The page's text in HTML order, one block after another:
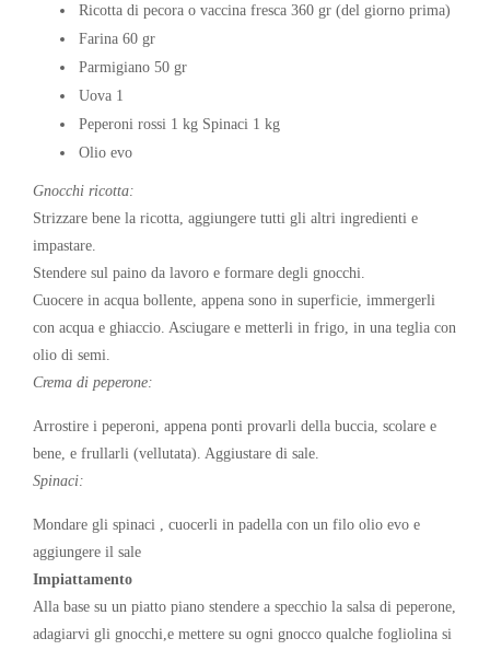
Ricotta di pecora o vaccina fresca 360 gr (del giorno prima)
Farina 60 gr
Parmigiano 50 gr
Uova 1
Peperoni rossi 1 kg Spinaci 1 kg
Olio evo
Gnocchi ricotta:
Strizzare bene la ricotta, aggiungere tutti gli altri ingredienti e
impastare.
Stendere sul paino da lavoro e formare degli gnocchi.
Cuocere in acqua bollente, appena sono in superficie, immergerli
con acqua e ghiaccio. Asciugare e metterli in frigo, in una teglia con
olio di semi.
Crema di peperone:
Arrostire i peperoni, appena ponti provarli della buccia, scolare e
bene, e frullarli (vellutata). Aggiustare di sale.
Spinaci:
Mondare gli spinaci , cuocerli in padella con un filo olio evo e
aggiungere il sale
Impiattamento
Alla base su un piatto piano stendere a specchio la salsa di peperone,
adagiarvi gli gnocchi,e mettere su ogni gnocco qualche fogliolina si